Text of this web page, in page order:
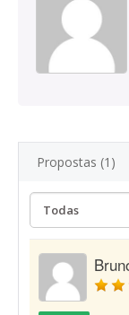
Propostas (1)